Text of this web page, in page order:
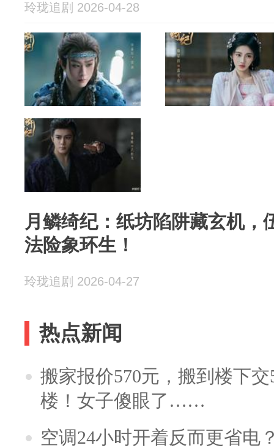
玲珑追剧 2026-04-28
月鳞绮纪：纸坊陷阱藏玄机，
法险象环生！
玲珑追剧 2026-04-27
热点新闻
搬家报价570元，搬到楼下
楼！女子傻眼了……
空调24小时开着反而更省电